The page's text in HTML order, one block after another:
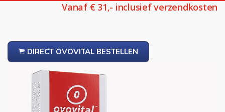
Vanaf € 31,- inclusief verzendkosten
DIRECT OVOVITAL BESTELLEN